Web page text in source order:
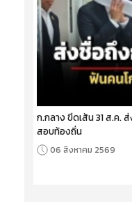
ก.กลาง ขีดเส้น 31 ส.ค.
สอบท้องถิ่น
06 สิงหาคม 2569